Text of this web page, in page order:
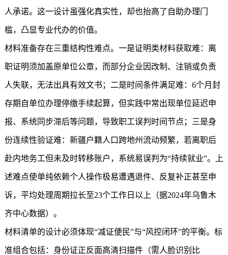
人承诺。这一设计虽强化真实性，却也抬高了自助办理门
槛，凸显专业代办的价值。
材料准备存在三重结构性难点。一是证明类材料获取难：离
职证明须加盖原单位公章，而部分企业因改制、注销或负责
人失联，无法出具有效文书；二是时间条件满足难：6个月封
存期自单位办理停缴手续起算，但实践中常出现单位延迟申
报、系统同步滞后等问题，导致职工误判时间节点；三是身
份连续性验证难：新疆户籍人口跨地州流动频繁，若离职后
赴内地务工但未及时转移账户，系统易误判为“持续就业”。上
述难点使单纯依赖个人操作极易遭遇退件、反复补正甚至申
诉，平均处理周期拉长至23个工作日以上（据2024年乌鲁木
齐中心数据）。
材料清单的设计必须体现“减证便民”与“风控闭环”的平衡。标
准组合包括：身份证正反面高清扫描件（需人脸识别比